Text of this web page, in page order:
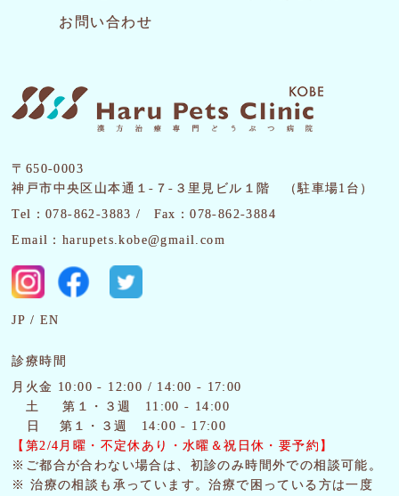
お問い合わせ
〒650-0003
神戸市中央区山本通１-７-３里見ビル１階 （駐車場1台）
Tel：078-862-3883 /
Fax：078-862-3884
Email：harupets.kobe@gmail.com
JP EN
診療時間
月火金 10:00 - 12:00 / 14:00 - 17:00
土
第１・３週 11:00 - 14:00
日 第１・３週 14:00 - 17:00
【第2/4月曜・ 不定休あり・水曜＆祝日休・要予約】
※ご都合が合わない場合は、初診のみ時間外での相談可能。
※ 治療の相談も承っています。治療で困っている方は一度